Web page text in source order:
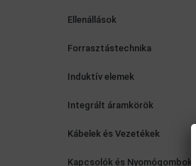
Ellenállások
Forrasztástechnika
Induktív elemek
Integrált áramkörök
Kábelek és Vezetékek
Kapcsolók és Nyomógombok